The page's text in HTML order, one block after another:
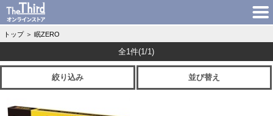
トップ ＞ 眠ZERO
全1件(1/1)
絞り込み 並び替え